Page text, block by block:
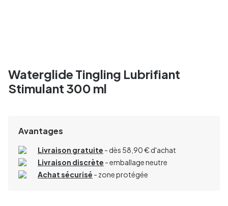
Waterglide Tingling Lubrifiant
Stimulant 300 ml
Avantages
Livraison gratuite - dès 58,90 € d'achat
Livraison discrète - emballage neutre
Achat sécurisé - zone protégée